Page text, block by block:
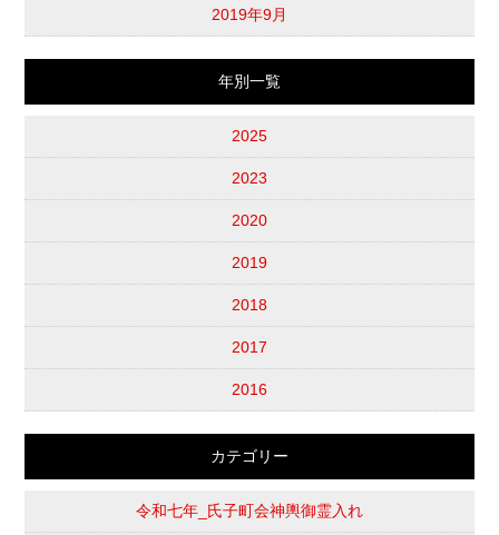
2019年9月
年別一覧
2025
2023
2020
2019
2018
2017
2016
カテゴリー
令和七年_氏子町会神輿御霊入れ